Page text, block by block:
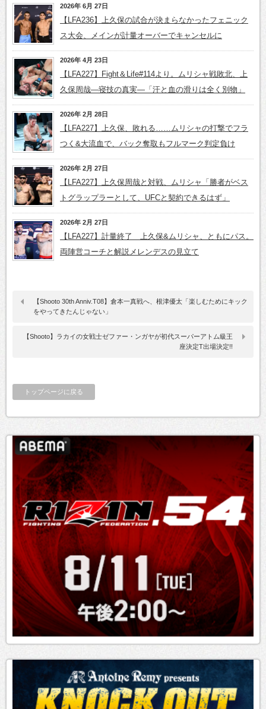
2026年 6月 27日
【LFA236】上久保の試合が決まらなかったフェニック
ス大会、メインが計量オーバーでキャンセルに
2026年 4月 23日
【LFA227】Fight＆Life#114より。ムリシャ戦敗北、上
久保周哉―寝技の真実―「汗と血の滑りは全く別物」
2026年 2月 28日
【LFA227】上久保、敗れる……ムリシャの打撃でフラ
つく&大流血で、バック奪取もフルマーク判定負け
2026年 2月 27日
【LFA227】上久保周哉と対戦、ムリシャ「勝者がベス
トグラップラーとして、UFCと契約できるはず」
2026年 2月 27日
【LFA227】計量終了 上久保&ムリシャ、ともにパス。
両陣営コーチと解説メレンデスの見立て
【Shooto 30th Anniv.T08】倉本一真戦へ、根津優太「楽しむためにキック
をやってきたんじゃない」
【Shooto】ラカイの女戦士ゼファー・ンガヤが初代スーパーアトム級王
座決定T出場決定!!
トップページに戻る